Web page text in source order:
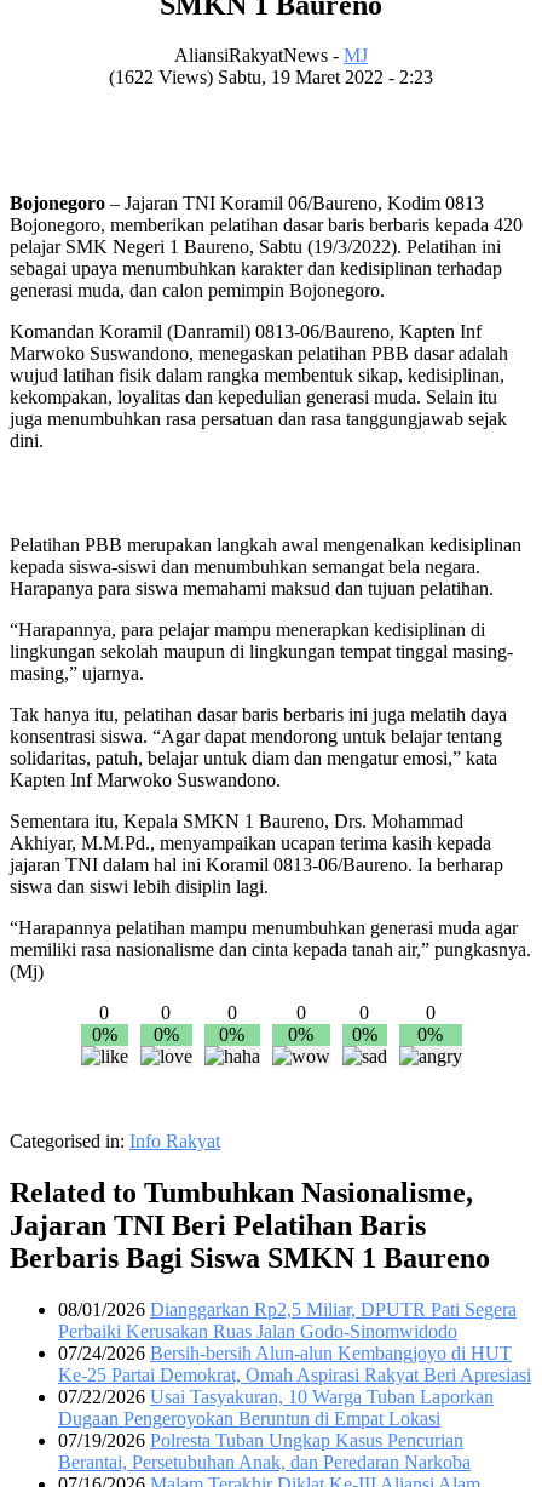
AliansiRakyatNews - MJ
(1622 Views) Sabtu, 19 Maret 2022 - 2:23
Bojonegoro – Jajaran TNI Koramil 06/Baureno, Kodim 0813
Bojonegoro, memberikan pelatihan dasar baris berbaris kepada 420
pelajar SMK Negeri 1 Baureno, Sabtu (19/3/2022). Pelatihan ini
sebagai upaya menumbuhkan karakter dan kedisiplinan terhadap
generasi muda, dan calon pemimpin Bojonegoro.
Komandan Koramil (Danramil) 0813-06/Baureno, Kapten Inf
Marwoko Suswandono, menegaskan pelatihan PBB dasar adalah
wujud latihan fisik dalam rangka membentuk sikap, kedisiplinan,
kekompakan, loyalitas dan kepedulian generasi muda. Selain itu
juga menumbuhkan rasa persatuan dan rasa tanggungjawab sejak
dini.
Pelatihan PBB merupakan langkah awal mengenalkan kedisiplinan
kepada siswa-siswi dan menumbuhkan semangat bela negara.
Harapanya para siswa memahami maksud dan tujuan pelatihan.
“Harapannya, para pelajar mampu menerapkan kedisiplinan di
lingkungan sekolah maupun di lingkungan tempat tinggal masing-
masing,” ujarnya.
Tak hanya itu, pelatihan dasar baris berbaris ini juga melatih daya
konsentrasi siswa. “Agar dapat mendorong untuk belajar tentang
solidaritas, patuh, belajar untuk diam dan mengatur emosi,” kata
Kapten Inf Marwoko Suswandono.
Sementara itu, Kepala SMKN 1 Baureno, Drs. Mohammad
Akhiyar, M.M.Pd., menyampaikan ucapan terima kasih kepada
jajaran TNI dalam hal ini Koramil 0813-06/Baureno. Ia berharap
siswa dan siswi lebih disiplin lagi.
“Harapannya pelatihan mampu menumbuhkan generasi muda agar
memiliki rasa nasionalisme dan cinta kepada tanah air,” pungkasnya.
(Mj)
0
0%
0
0%
0
0%
0
0%
0
0%
0
0%
Categorised in: Info Rakyat
Related to Tumbuhkan Nasionalisme,
Jajaran TNI Beri Pelatihan Baris
Berbaris Bagi Siswa SMKN 1 Baureno
08/01/2026 Dianggarkan Rp2,5 Miliar, DPUTR Pati Segera
Perbaiki Kerusakan Ruas Jalan Godo-Sinomwidodo
07/24/2026 Bersih-bersih Alun-alun Kembangjoyo di HUT
Ke-25 Partai Demokrat, Omah Aspirasi Rakyat Beri Apresiasi
07/22/2026 Usai Tasyakuran, 10 Warga Tuban Laporkan
Dugaan Pengeroyokan Beruntun di Empat Lokasi
07/19/2026 Polresta Tuban Ungkap Kasus Pencurian
Berantai, Persetubuhan Anak, dan Peredaran Narkoba